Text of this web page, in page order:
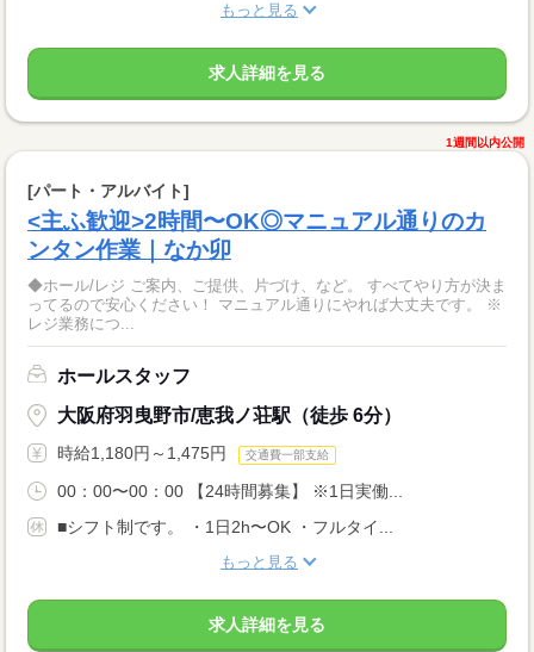
もっと見る
求人詳細を見る
1週間以内公開
[パート・アルバイト]
<主ふ歓迎>2時間〜OK◎マニュアル通りのカ
ンタン作業｜なか卯
◆ホール/レジ ご案内、ご提供、片づけ、など。 すべてやり方が決ま
ってるので安心ください！ マニュアル通りにやれば大丈夫です。 ※
レジ業務につ...
ホールスタッフ
大阪府羽曳野市/恵我ノ荘駅（徒歩 6分）
時給1,180円～1,475円 交通費一部支給
00：00〜00：00 【24時間募集】 ※1日実働...
■シフト制です。 ・1日2h〜OK ・フルタイ...
もっと見る
求人詳細を見る